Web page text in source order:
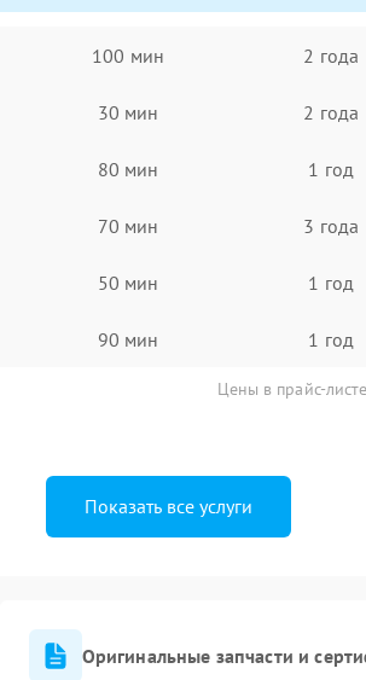
100 мин 2 года
30 мин 2 года
80 мин 1 год
70 мин 3 года
50 мин 1 год
90 мин 1 год
Цены в прайс-
Показать все услуги
Оригинальные запчасти и